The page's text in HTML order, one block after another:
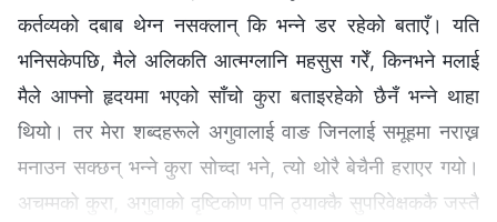
कर्तव्यको दबाब थेग्न नसक्लान् कि भन्ने डर रहेको बताएँ। यति
भनिसकेपछि, मैले अलिकति आत्मग्लानि महसुस गरेँ, किनभने मलाई
मैले आफ्नो हृदयमा भएको साँचो कुरा बताइरहेको छैनँ भन्ने थाहा
थियो। तर मेरा शब्दहरूले अगुवालाई वाङ जिनलाई समूहमा नराख्न
मनाउन सक्छन् भन्ने कुरा सोच्दा भने, त्यो थोरै बेचैनी हराएर गयो।
अचम्मको कुरा, अगुवाको दृष्टिकोण पनि ठ्याक्कै सुपरिवेक्षककै जस्तै